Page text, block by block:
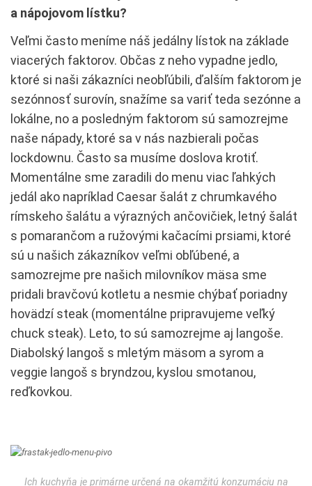
a nápojovom lístku?
Veľmi často meníme náš jedálny lístok na základe
viacerých faktorov. Občas z neho vypadne jedlo,
ktoré si naši zákazníci neobľúbili, ďalším faktorom je
sezónnosť surovín, snažíme sa variť teda sezónne a
lokálne, no a posledným faktorom sú samozrejme
naše nápady, ktoré sa v nás nazbierali počas
lockdownu. Často sa musíme doslova krotiť.
Momentálne sme zaradili do menu viac ľahkých
jedál ako napríklad Caesar šalát z chrumkavého
rímskeho šalátu a výrazných ančovičiek, letný šalát
s pomarančom a ružovými kačacími prsiami, ktoré
sú u našich zákazníkov veľmi obľúbené, a
samozrejme pre našich milovníkov mäsa sme
pridali bravčovú kotletu a nesmie chýbať poriadny
hovädzí steak (momentálne pripravujeme veľký
chuck steak). Leto, to sú samozrejme aj langoše.
Diabolský langoš s mletým mäsom a syrom a
veggie langoš s bryndzou, kyslou smotanou,
reďkovkou.
Ich kuchyňa je primárne určená na okamžitú konzumáciu na